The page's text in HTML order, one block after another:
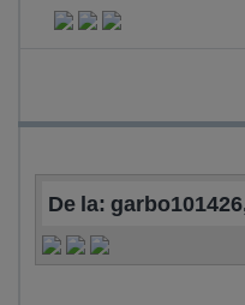
De la: